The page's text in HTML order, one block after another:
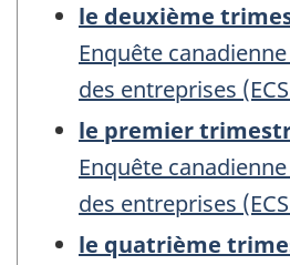
le deuxième
Enquête
des entreprises
le premier
Enquête
des entreprises
le quatrième